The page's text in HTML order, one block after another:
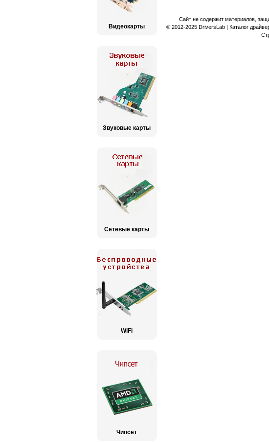
Видеокарты
Звуковые карты
Сетевые карты
WiFi
Чипсет
Сайт не содержит материалов,
© 2012-2025 DriversLab | Каталог